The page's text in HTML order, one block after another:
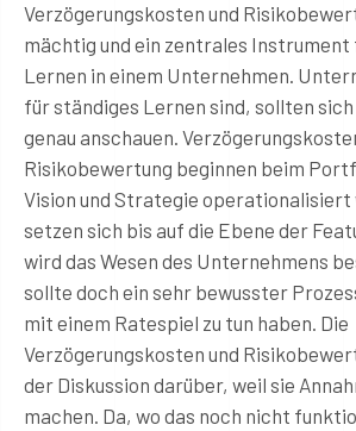
Verzögerungskosten und
mächtig und ein zentrales Instrument
Lernen in einem Unternehmen.
für ständiges Lernen sind, sollten
genau anschauen.
Risikobewertung beginnen beim
Vision und Strategie operationalisiert
setzen sich bis auf die Ebene der
wird das Wesen des Unternehmens
sollte doch ein sehr bewusster
mit einem Ratespiel zu tun haben. Die
Verzögerungskosten und
der Diskussion darüber, weil sie
machen. Da, wo das noch nicht